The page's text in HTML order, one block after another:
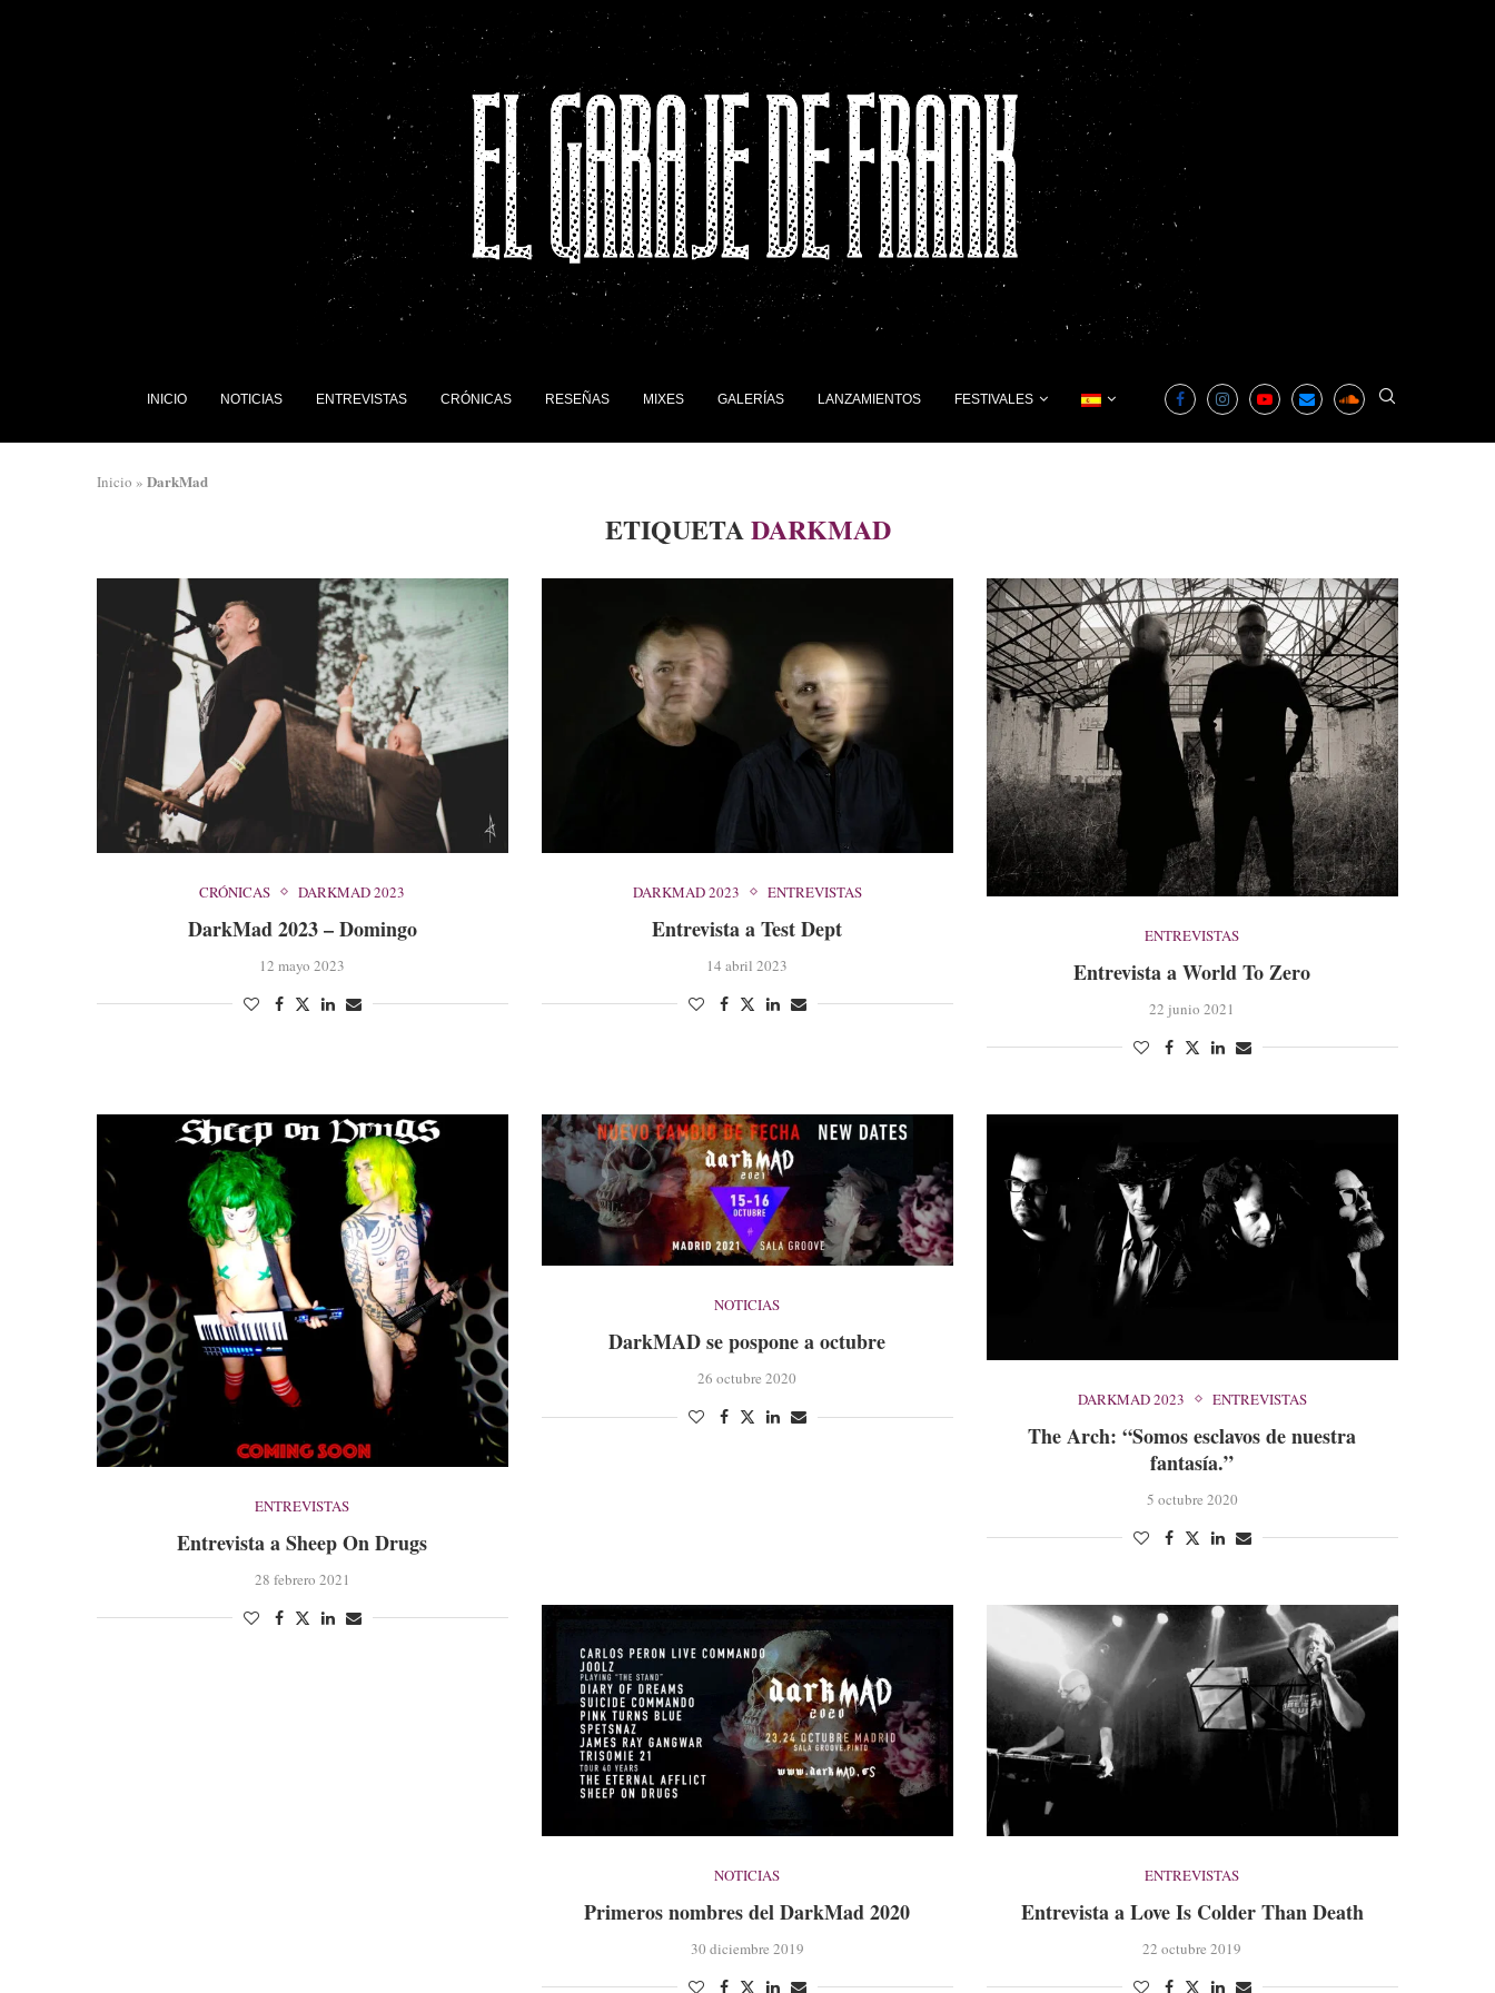
INICIO NOTICIAS ENTREVISTAS CRÓNICAS RESEÑAS MIXES GALERÍAS LANZAMIENTOS FESTIVALES
Inicio » DarkMad
ETIQUETADARKMAD
CRÓNICAS DARKMAD 2023
DarkMad 2023 – Domingo
12 mayo 2023
DARKMAD 2023 ENTREVISTAS
Entrevista a Test Dept
14 abril 2023
ENTREVISTAS
Entrevista a World To Zero
22 junio 2021
ENTREVISTAS
Entrevista a Sheep On Drugs
28 febrero 2021
NOTICIAS
DarkMAD se pospone a octubre
26 octubre 2020
DARKMAD 2023
ENTREVISTAS
The Arch: “Somos esclavos de nuestra
fantasía.”
5 octubre 2020
NOTICIAS
Primeros nombres del DarkMad 2020
30 diciembre 2019
ENTREVISTAS
Entrevista a Love Is Colder Than Death
22 octubre 2019